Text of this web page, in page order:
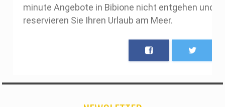
minute Angebote in Bibione nicht entgehen und
reservieren Sie Ihren Urlaub am Meer.